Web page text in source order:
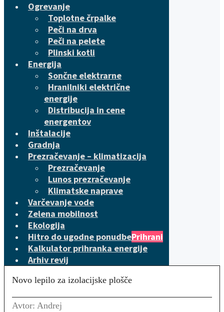
Ogrevanje
Toplotne črpalke
Peči na drva
Peči na pelete
Plinski kotli
Energija
Sončne elektrarne
Hranilniki električne
energije
Distribucija in cene
energentov
Inštalacije
Gradnja
Prezračevanje – klimatizacija
Prezračevanje
Lunos prezračevanje
Klimatske naprave
Varčevanje vode
Zelena mobilnost
Ekologija
Hitro do ugodne ponudbePrihrani
Kalkulator prihranka energije
Arhiv revij
Novo lepilo za izolacijske plošče
Avtor: Andrej